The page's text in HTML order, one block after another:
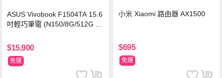
ASUS Vivobook F1504TA 15.6
吋輕巧筆電 (N150/8G/512G S
$15,900
免運
小米 Xiaomi 路由器 AX1500
$695
免運